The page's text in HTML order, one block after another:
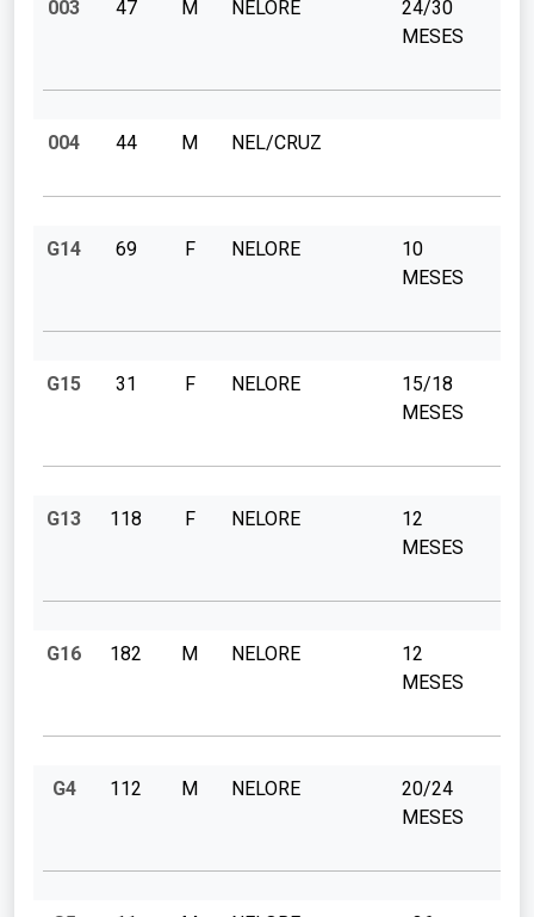
003 47 M NELORE
24/30
MESES
004 44 M NEL/CRUZ
G14 69 F NELORE
10
MESES
G15 31 F NELORE
15/18
MESES
G13 118 F NELORE
12
MESES
G16 182 M NELORE
12
MESES
G4 112 M NELORE
20/24
MESES